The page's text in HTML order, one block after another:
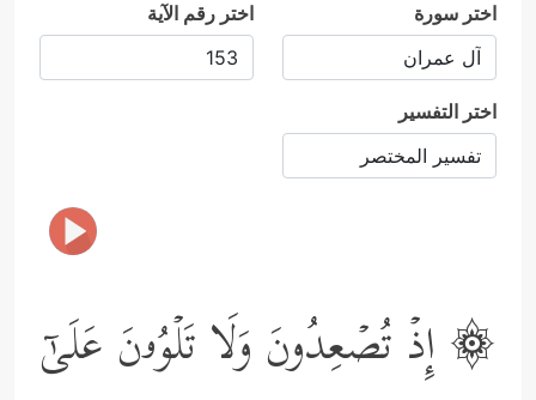
اختر سورة اختر رقم الآية
اختر التفسير
۞ إِذۡ تُصۡعِدُونَ وَلَا تَلۡوُۥنَ عَلَىٰۤ